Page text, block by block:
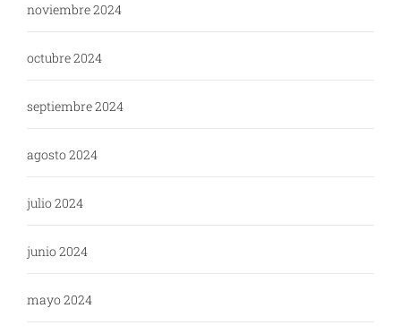
noviembre 2024
octubre 2024
septiembre 2024
agosto 2024
julio 2024
junio 2024
mayo 2024